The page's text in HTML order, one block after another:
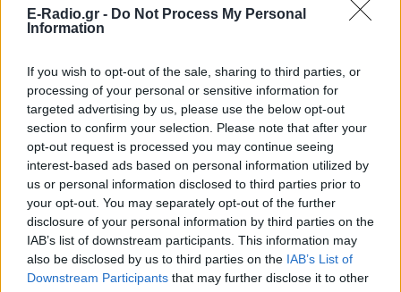
E-Radio.gr - Do Not Process My Personal
Information
If you wish to opt-out of the sale, sharing to third parties, or
processing of your personal or sensitive information for
targeted advertising by us, please use the below opt-out
section to confirm your selection. Please note that after your
opt-out request is processed you may continue seeing
interest-based ads based on personal information utilized by
us or personal information disclosed to third parties prior to
your opt-out. You may separately opt-out of the further
disclosure of your personal information by third parties on the
IAB’s list of downstream participants. This information may
also be disclosed by us to third parties on the IAB’s List of
Downstream Participants that may further disclose it to other
ΔΙΑΦΗΜΙΣΗ